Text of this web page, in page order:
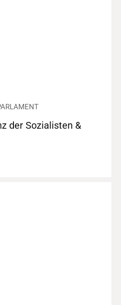
der Sozialisten &